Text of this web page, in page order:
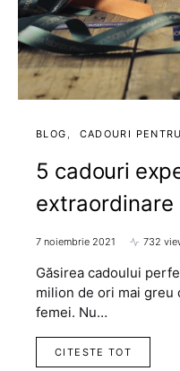
BLOG CADOURI
5 cadouri
7 noiembrie 2021 732
Găsirea cadoului
milion de ori mai greu
femei. Nu…
CITESTE TOT